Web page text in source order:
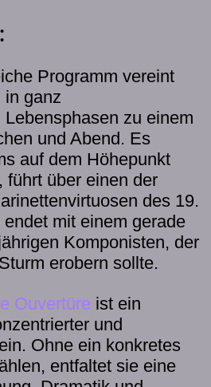
Programm vereint
in ganz
zu einem
und Abend. Es
auf dem Höhepunkt
führt über einen der
des 19.
mit einem gerade
Komponisten, der
erobern sollte.
Ouvertüre ist ein
und
Ohne ein konkretes
entfaltet sie eine